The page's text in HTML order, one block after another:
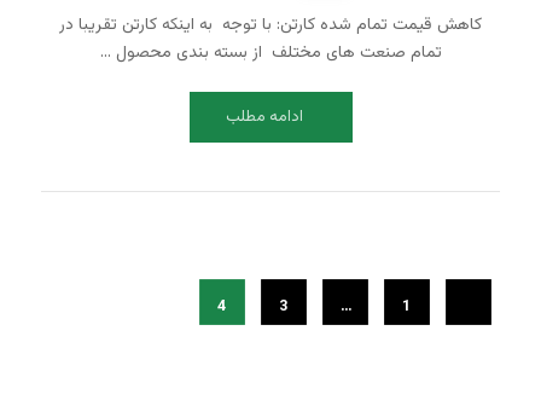
کاهش قیمت تمام شده کارتن: با توجه به اینکه کارتن تقریبا در
تمام صنعت های مختلف از بسته بندی محصول ...
ادامه مطلب
1
…
3
4